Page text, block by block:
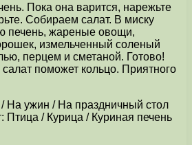
Пока она варится, нарежьте
Собираем салат. В миску
печень, жареные овощи,
измельченный соленый
перцем и сметаной. Готово!
поможет кольцо. Приятного
На ужин / На праздничный стол
Птица / Курица / Куриная печень